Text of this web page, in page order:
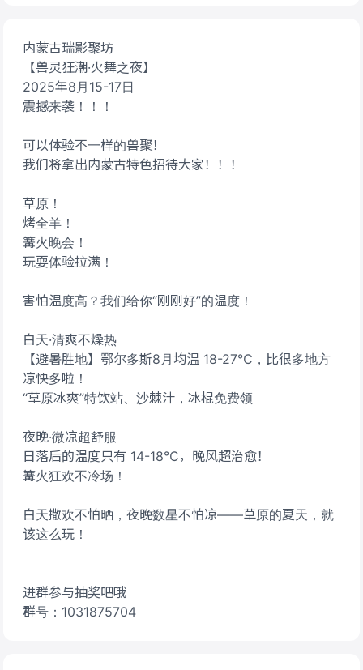
内蒙古瑞影聚坊
【兽灵狂潮·火舞之夜】
2025年8月15-17日
震撼来袭！！！
可以体验不一样的兽聚！
我们将拿出内蒙古特色招待大家！！！
草原！
烤全羊！
篝火晚会！
玩耍体验拉满！
害怕温度高？我们给你“刚刚好”的温度！
白天·清爽不燥热
【避暑胜地】鄂尔多斯8月均温 18-27℃，比很多地方
凉快多啦！
“草原冰爽”特饮站、沙棘汁，冰棍免费领
夜晚·微凉超舒服
日落后的温度只有 14-18℃，晚风超治愈！
篝火狂欢不冷场！
白天撒欢不怕晒，夜晚数星不怕凉——草原的夏天，就
该这么玩！
进群参与抽奖吧哦
群号：1031875704